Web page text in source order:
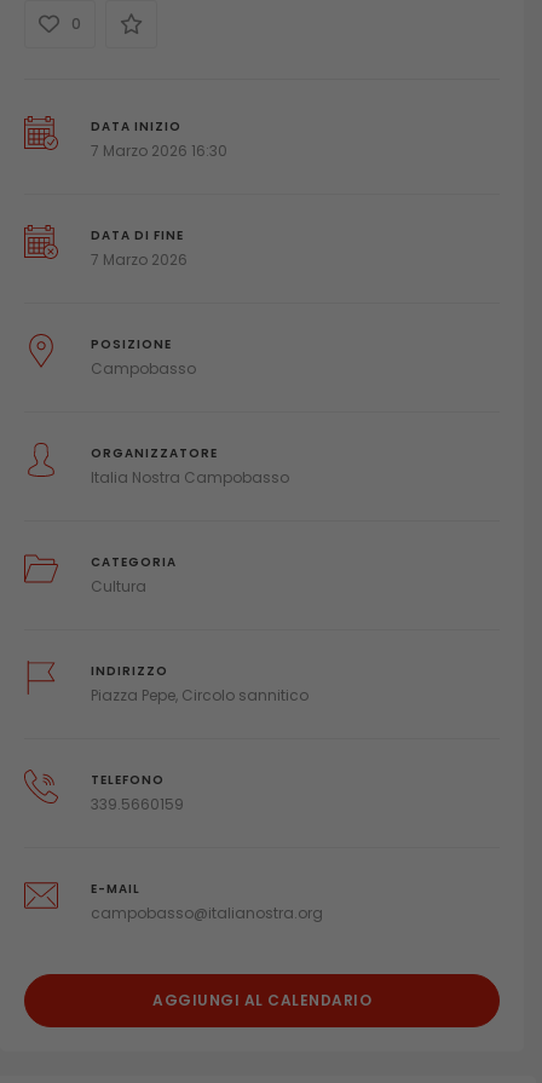
0
DATA INIZIO
7 Marzo 2026 16:30
DATA DI FINE
7 Marzo 2026
POSIZIONE
Campobasso
ORGANIZZATORE
Italia Nostra Campobasso
CATEGORIA
Cultura
INDIRIZZO
Piazza Pepe, Circolo sannitico
TELEFONO
339.5660159
E-MAIL
campobasso@italianostra.org
AGGIUNGI AL CALENDARIO